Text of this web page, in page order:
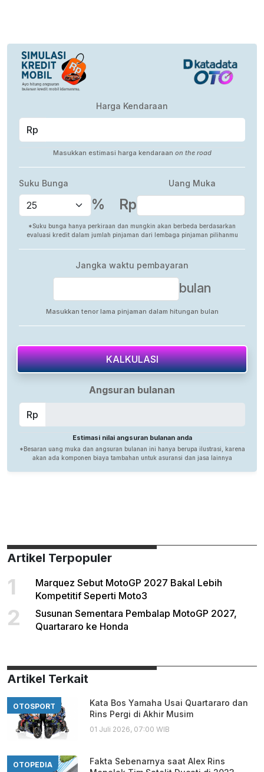
Artikel Terpopuler
1
Marquez Sebut MotoGP 2027 Bakal Lebih
Kompetitif Seperti Moto3
2
Susunan Sementara Pembalap MotoGP 2027,
Quartararo ke Honda
Artikel Terkait
OTOSPORT
Kata Bos Yamaha Usai Quartararo dan
Rins Pergi di Akhir Musim
01 Juli 2026, 07:00 WIB
OTOPEDIA
Fakta Sebenarnya saat Alex Rins